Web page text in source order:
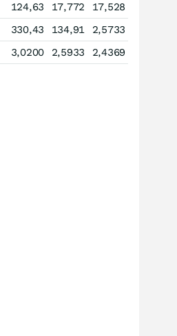
124,63 17,772
17,528
330,43 134,91
2,5733
3,0200 2,5933 2,4369